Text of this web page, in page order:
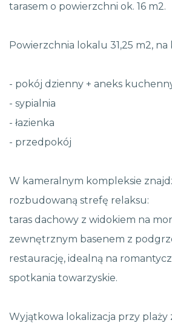
tarasem o powierzchni ok. 16 m2.
Powierzchnia lokalu 31,25 m2, na
- pokój dzienny + aneks
- sypialnia
- łazienka
- przedpokój
W kameralnym kompleksie
rozbudowaną strefę relaksu:
taras dachowy z widokiem na
zewnętrznym basenem z
restaurację, idealną na
spotkania towarzyskie.
Wyjątkowa lokalizacja przy plaży